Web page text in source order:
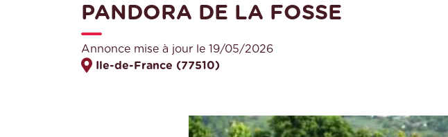
PANDORA DE LA FOSSE
Annonce mise à jour le 19/05/2026
Ile-de-France (77510)